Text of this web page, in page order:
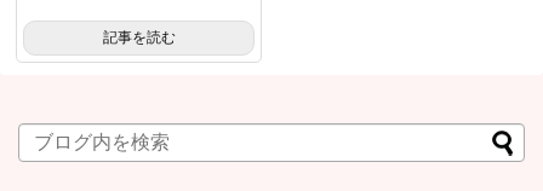
記事を読む